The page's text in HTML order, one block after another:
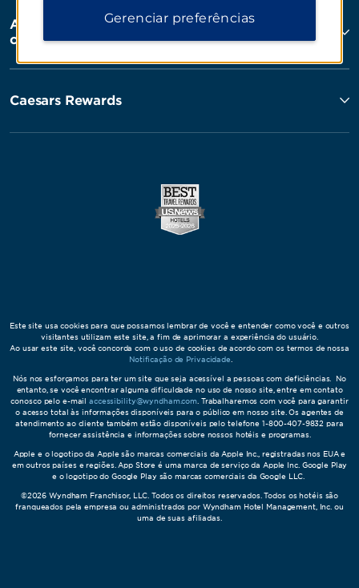
Aluguel por temporada, Club Resorts e
condomínios
Caesars Rewards
Este site usa cookies para que possamos lembrar de você e entender como você e outros
visitantes utilizam este site, a fim de aprimorar a experiência do usuário.
Ao usar este site, você concorda com o uso de cookies de acordo com os termos de nossa
Notificação de Privacidade
Nós nos esforçamos para ter um site que seja acessível a pessoas com deficiências. No
entanto, se você encontrar alguma dificuldade no uso de nosso site, entre em contato
conosco pelo e-mailaccessibility@wyndham.com . Trabalharemos com você para garantir
o acesso total às informações disponíveis para o público em nosso site. Os agentes de
atendimento ao cliente também estão disponíveis pelo telefone 1-800-407-9832 para
fornecer assistência e informações sobre nossos hotéis e programas.
Apple e o logotipo da Apple são marcas comerciais da Apple Inc., registradas nos EUA e
em outros países e regiões. App Store é uma marca de serviço da Apple Inc. Google Play
e o logotipo do Google Play são marcas comerciais da Google LLC.
©2026 Wyndham Franchisor, LLC. Todos os direitos reservados. Todos os hotéis são
franqueados pela empresa ou administrados por Wyndham Hotel Management, Inc. ou
uma de suas afiliadas.
Gerenciar preferências